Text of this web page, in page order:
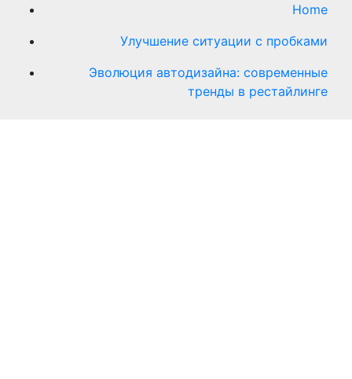
Home
Улучшение ситуации с пробками
Эволюция автодизайна: современные
тренды в рестайлинге